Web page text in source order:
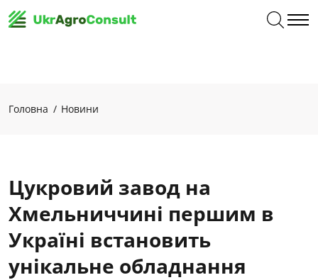
Головна Новини
Цукровий завод на
Хмельниччині першим в
Україні встановить
унікальне обладнання